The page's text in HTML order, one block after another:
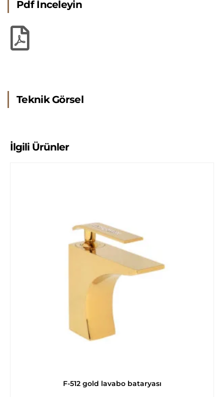
Pdf İnceleyin
Teknik Görsel
İlgili Ürünler
F-512 gold lavabo bataryası